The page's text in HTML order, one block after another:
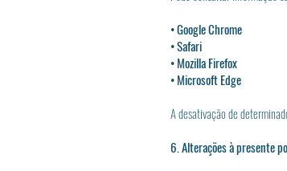
• Google Chrome
• Safari
• Mozilla Firefox
• Microsoft Edge
A desativação de
6. Alterações à presente